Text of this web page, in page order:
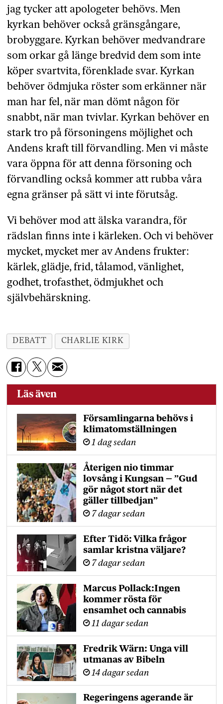
jag tycker att apologeter behövs. Men
kyrkan behöver också gränsgångare,
brobyggare. Kyrkan behöver medvandrare
som orkar gå länge bredvid dem som inte
köper svartvita, förenklade svar. Kyrkan
behöver ödmjuka röster som erkänner när
man har fel, när man dömt någon för
snabbt, när man tvivlar. Kyrkan behöver en
stark tro på försoningens möjlighet och
Andens kraft till förvandling. Men vi måste
vara öppna för att denna försoning och
förvandling också kommer att rubba våra
egna gränser på sätt vi inte förutsåg.
Vi behöver mod att älska varandra, för
rädslan finns inte i kärleken. Och vi behöver
mycket, mycket mer av Andens frukter:
kärlek, glädje, frid, tålamod, vänlighet,
godhet, trofasthet, ödmjukhet och
självbehärskning.
DEBATT CHARLIE KIRK
Läs även
Församlingarna behövs i
klimatomställningen
1 dag sedan
Återigen nio timmar
lovsång i Kungsan – ”Gud
gör något stort när det
gäller tillbedjan”
7 dagar sedan
Efter Tidö: Vilka frågor
samlar kristna väljare?
7 dagar sedan
Marcus Pollack:Ingen
kommer rösta för
ensamhet och cannabis
11 dagar sedan
Fredrik Wärn: Unga vill
utmanas av Bibeln
14 dagar sedan
Regeringens agerande är